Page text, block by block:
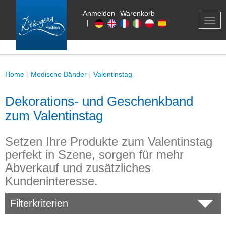
Anmelden
Warenkorb
|
Home Modische Bänder Valentinstag
Dekorations- und Geschenkband
zum Valentinstag
Setzen Ihre Produkte zum Valentinstag
perfekt in Szene, sorgen für mehr
Abverkauf und zusätzliches
Kundeninteresse.
Filterkriterien